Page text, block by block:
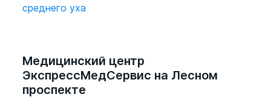
среднего уха
Медицинский центр
ЭкспрессМедСервис на Лесном
проспекте